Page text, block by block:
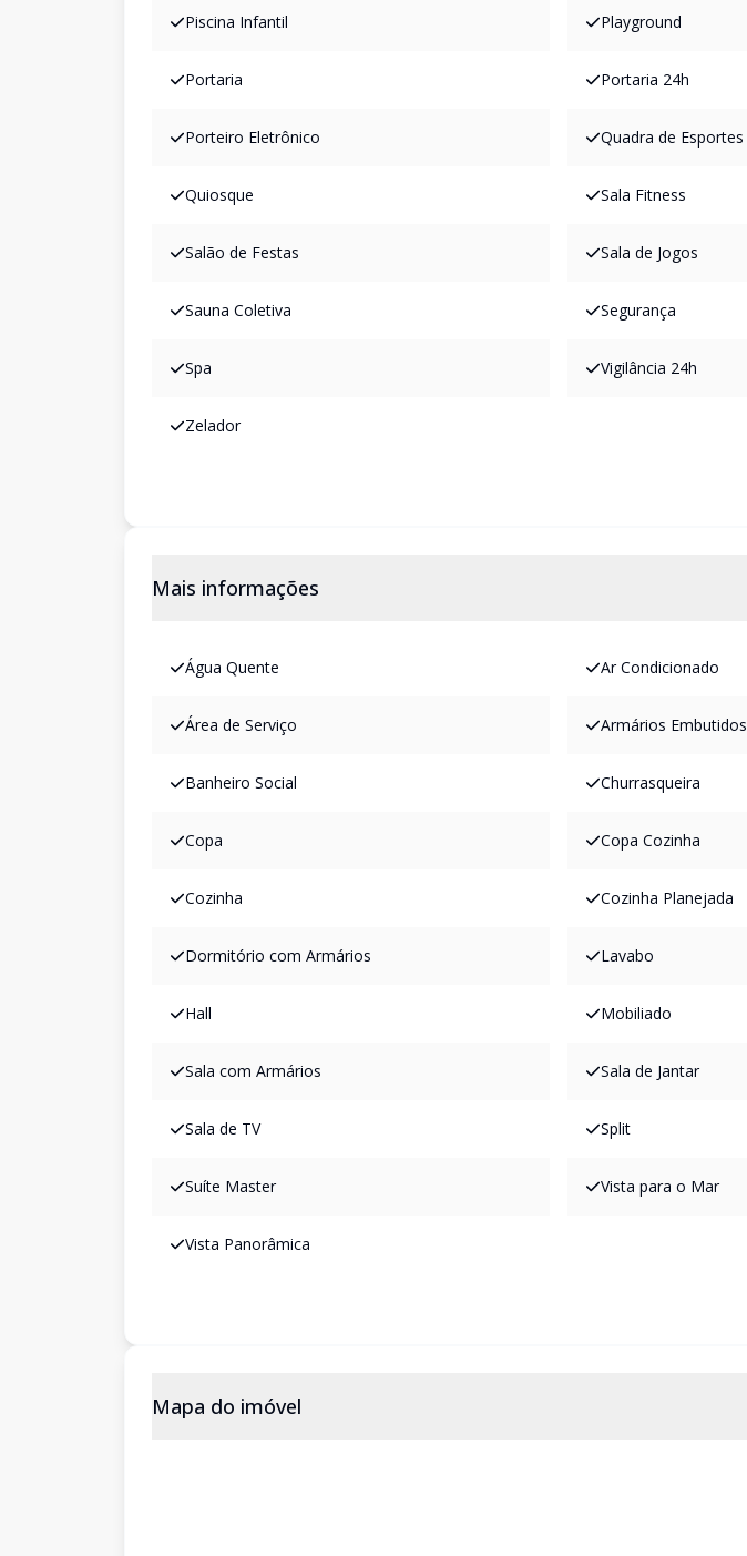
Piscina Infantil Playground
Portaria Portaria 24h
Porteiro Eletrônico Quadra de Esportes
Quiosque Sala Fitness
Salão de Festas Sala de Jogos
Sauna Coletiva Segurança
Spa Vigilância 24h
Zelador
Mais informações
Água Quente Ar Condicionado
Área de Serviço Armários Embutidos
Banheiro Social Churrasqueira
Copa Copa Cozinha
Cozinha Cozinha Planejada
Dormitório com Armários Lavabo
Hall Mobiliado
Sala com Armários Sala de Jantar
Sala de TV Split
Suíte Master Vista para o Mar
Vista Panorâmica
Mapa do imóvel